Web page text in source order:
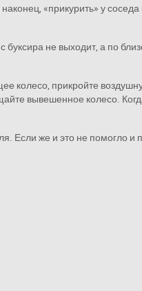
«прикурить» у соседа
не выходит, а по
колесо, прикройте
вывешенное колесо.
Если же и это не помогло